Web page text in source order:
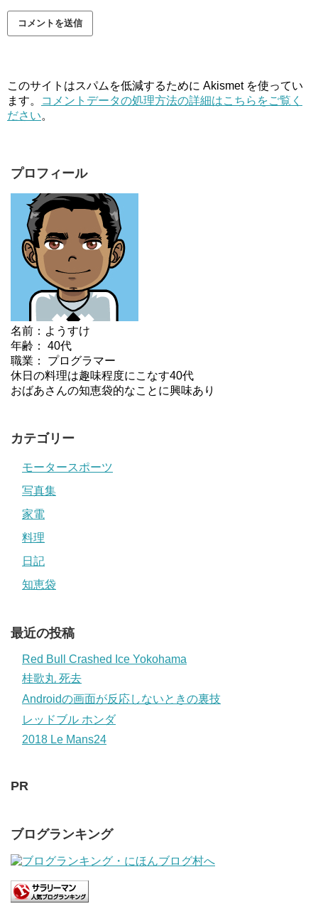
このサイトはスパムを低減するために Akismet を使ってい
ます。
コメントデータの処理方法の詳細はこちらをご覧く
ださい。
プロフィール
名前：ようすけ
年齢： 40代
職業： プログラマー
休日の料理は趣味程度にこなす40代
おばあさんの知恵袋的なことに興味あり
カテゴリー
モータースポーツ
写真集
家電
料理
日記
知恵袋
最近の投稿
Red Bull Crashed Ice Yokohama
桂歌丸 死去
Androidの画面が反応しないときの裏技
レッドブル ホンダ
2018 Le Mans24
PR
ブログランキング